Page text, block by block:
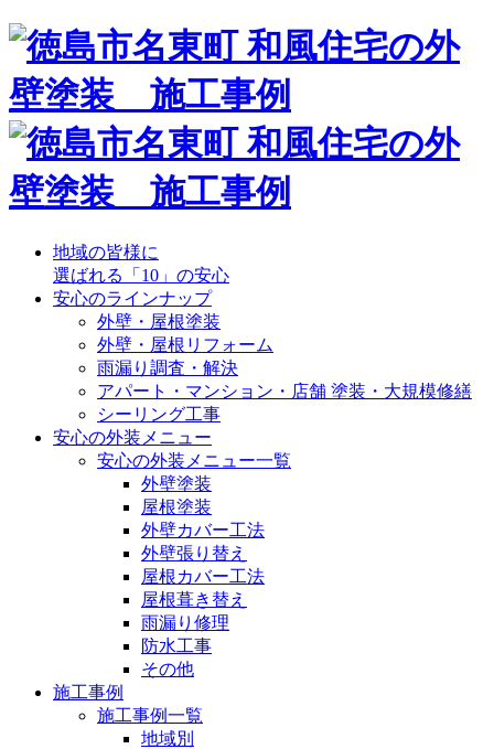
地域の皆様に
選ばれる「10」の安心
安心のラインナップ
外壁・屋根塗装
外壁・屋根リフォーム
雨漏り調査・解決
アパート・マンション・店舗 塗装・大規模修繕
シーリング工事
安心の外装メニュー
安心の外装メニュー一覧
外壁塗装
屋根塗装
外壁カバー工法
外壁張り替え
屋根カバー工法
屋根葺き替え
雨漏り修理
防水工事
その他
施工事例
施工事例一覧
地域別